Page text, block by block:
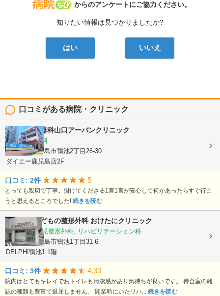
病院なび
からのアンケートにご協力ください。
知りたい情報は見つかりましたか?
はい いいえ
口コミがある病院・クリニック
内科・消化器科山口アーバンクリニック
内科, 消化器科
鹿児島県鹿児島市鴨池2丁目26-30
ダイエー鹿児島店2F
口コミ: 2件 5
とっても親切で丁寧。掛けてくださる1言1言が安心して何かあったらすぐ行こ
うと思えるところでした! 続きを読む
おとなとこどもの整形外科 おけたにクリニック
整形外科, 小児整形外科, リハビリテーション科
鹿児島県鹿児島市鴨池1丁目31-6
DELPHI鴨池1 1階
口コミ: 3件 4.33
院内はとてもキレイでおトイレも清潔感があり気持ちが良いです。 待合室の雑
誌の種類も豊富で退屈しません。 開業時にいたリハ... 続きを読む